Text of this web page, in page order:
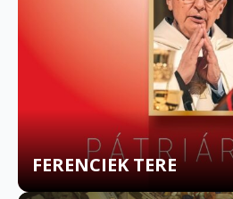
FERENCIEK TERE